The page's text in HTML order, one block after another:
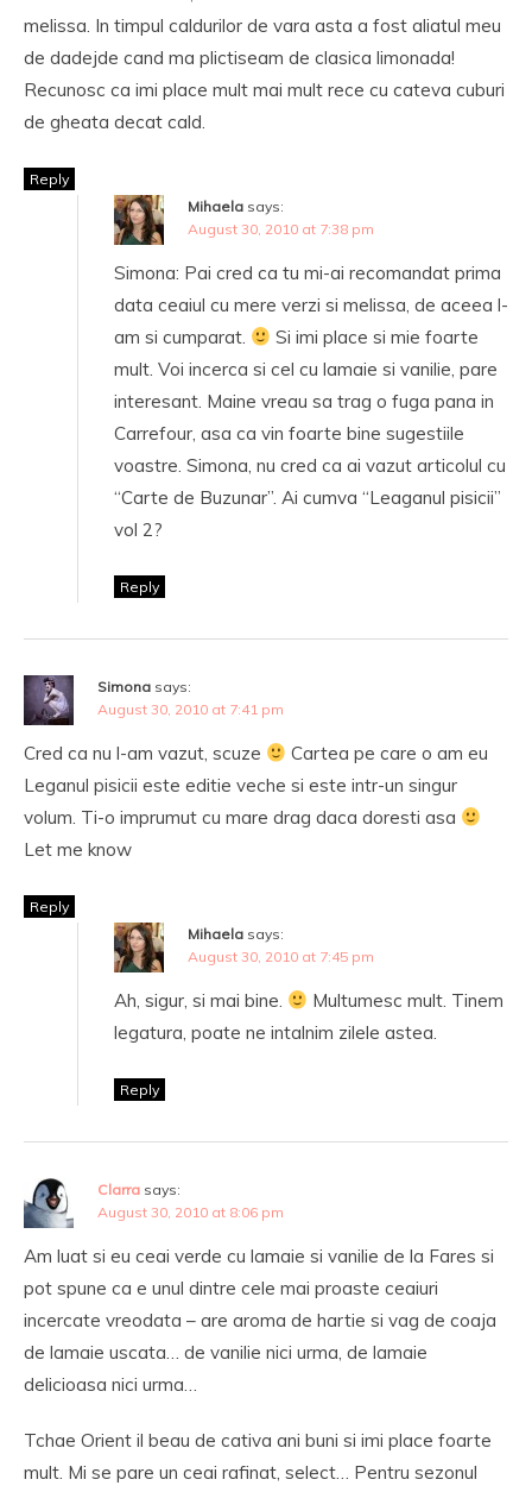
melissa. In timpul caldurilor de vara asta a fost aliatul meu
de dadejde cand ma plictiseam de clasica limonada!
Recunosc ca imi place mult mai mult rece cu cateva cuburi
de gheata decat cald.
Reply
Mihaela says:
August 30, 2010 at 7:38 pm
Simona: Pai cred ca tu mi-ai recomandat prima
data ceaiul cu mere verzi si melissa, de aceea l-
am si cumparat.
Si imi place si mie foarte
mult. Voi incerca si cel cu lamaie si vanilie, pare
interesant. Maine vreau sa trag o fuga pana in
Carrefour, asa ca vin foarte bine sugestiile
voastre. Simona, nu cred ca ai vazut articolul cu
“Carte de Buzunar”. Ai cumva “Leaganul pisicii”
vol 2?
Reply
Simona says:
August 30, 2010 at 7:41 pm
Cred ca nu l-am vazut, scuze
Cartea pe care o am eu
Leganul pisicii este editie veche si este intr-un singur
volum. Ti-o imprumut cu mare drag daca doresti asa
Let me know
Reply
Mihaela says:
August 30, 2010 at 7:45 pm
Ah, sigur, si mai bine.
Multumesc mult. Tinem
legatura, poate ne intalnim zilele astea.
Reply
Clarra says:
August 30, 2010 at 8:06 pm
Am luat si eu ceai verde cu lamaie si vanilie de la Fares si
pot spune ca e unul dintre cele mai proaste ceaiuri
incercate vreodata – are aroma de hartie si vag de coaja
de lamaie uscata… de vanilie nici urma, de lamaie
delicioasa nici urma…
Tchae Orient il beau de cativa ani buni si imi place foarte
mult. Mi se pare un ceai rafinat, select… Pentru sezonul